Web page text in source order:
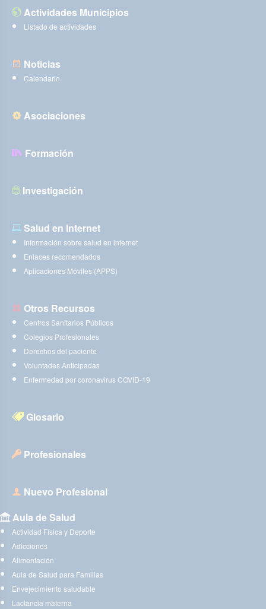
Actividades Municipios
Listado de actividades
Noticias
Calendario
Asociaciones
Formación
Investigación
Salud en Internet
Información sobre salud en internet
Enlaces recomendados
Aplicaciones Móviles (APPS)
Otros Recursos
Centros Sanitarios Públicos
Colegios Profesionales
Derechos del paciente
Voluntades Anticipadas
Enfermedad por coronavirus COVID-19
Glosario
Profesionales
Nuevo Profesional
Aula de Salud
Actividad Física y Deporte
Adicciones
Alimentación
Aula de Salud para Familias
Envejecimiento saludable
Lactancia materna